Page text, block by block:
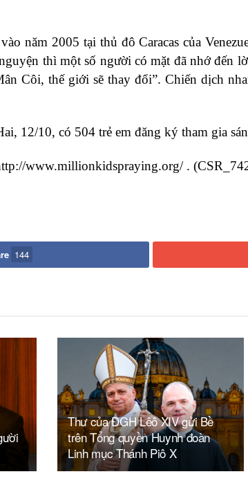
năm 2005 tại thủ đô Caracas của
thì một số người có mặt đã nhớ đến
Côi, thế giới sẽ thay đổi”. Chiến dịch
12/10, có 504 trẻ em đăng ký tham gia
www.millionkidspraying.org/ .
144
Thư của ĐGH Lêô XIV gửi Bề
trên Tổng quyền Huynh đoàn
Linh mục Thánh Piô X